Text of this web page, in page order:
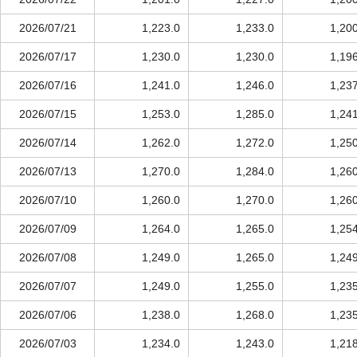
2026/07/21 1,223.0 1,233.0
2026/07/17 1,230.0 1,230.0
2026/07/16 1,241.0 1,246.0
2026/07/15 1,253.0 1,285.0
2026/07/14 1,262.0 1,272.0
2026/07/13 1,270.0 1,284.0
2026/07/10 1,260.0 1,270.0
2026/07/09 1,264.0 1,265.0
2026/07/08 1,249.0 1,265.0
2026/07/07 1,249.0 1,255.0
2026/07/06 1,238.0 1,268.0
2026/07/03 1,234.0 1,243.0